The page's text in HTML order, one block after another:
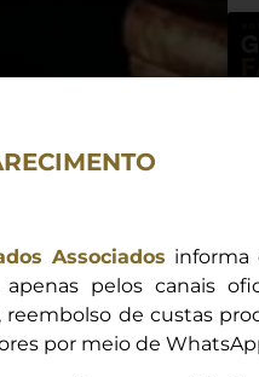
Associados informa
apenas pelos canais
de custas
por meio de